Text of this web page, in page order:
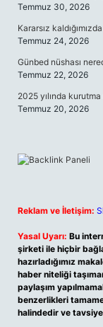
Temmuz 30, 2026
Kararsız
Temmuz 24, 2026
Günbed nüshası
Temmuz 22, 2026
2025 yılında
Temmuz 20, 2026
Reklam ve İletişim:
Yasal Uyarı: Bu
şirketi ile hiçbir
hazırladığımız
haber niteliği
paylaşım
benzerlikleri
halindedir ve